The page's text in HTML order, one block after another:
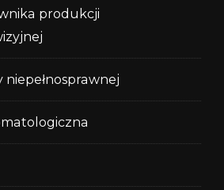
produkcji
niepełnosprawnej